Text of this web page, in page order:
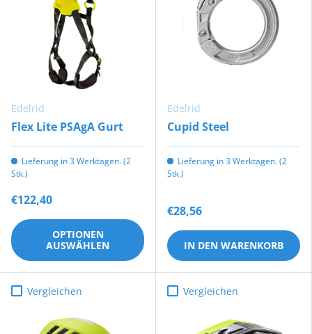
Edelrid
Flex Lite PSAgA Gurt
Lieferung in 3 Werktagen. (2
Stk.)
€122,40
OPTIONEN
AUSWÄHLEN
Edelrid
Cupid Steel
Lieferung in 3 Werktagen. (2
Stk.)
€28,56
IN DEN WARENKORB
Vergleichen Vergleichen